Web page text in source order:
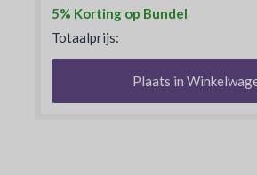
5% Korting op Bundel
Totaalprijs:
Plaats in